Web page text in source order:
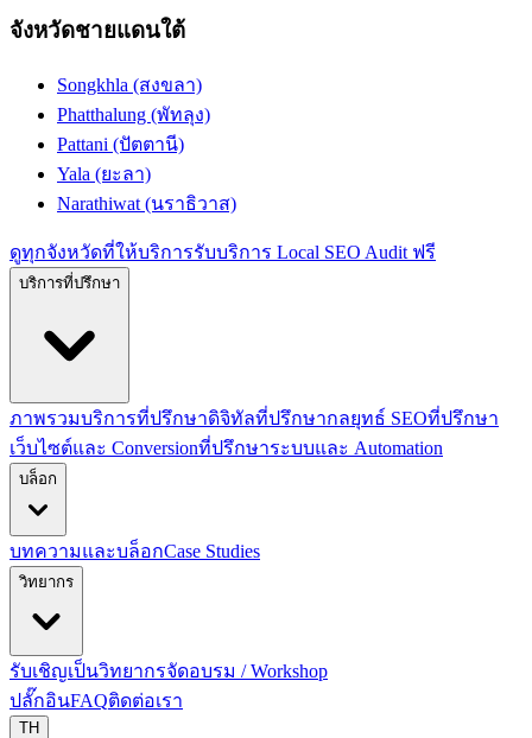
จังหวัดชายแดนใต้
Songkhla (สงขลา)
Phatthalung (พัทลุง)
Pattani (ปัตตานี)
Yala (ยะลา)
Narathiwat (นราธิวาส)
ดูทุกจังหวัดที่ให้บริการรับบริการ Local SEO Audit ฟรี
บริการที่ปรึกษา
ภาพรวมบริการที่ปรึกษาดิจิทัลที่ปรึกษากลยุทธ์ SEOที่ปรึกษา
เว็บไซต์และ Conversionที่ปรึกษาระบบและ Automation
บล็อก
บทความและบล็อกCase Studies
วิทยากร
รับเชิญเป็นวิทยากรจัดอบรม / Workshop
ปลั๊กอินFAQติดต่อเรา
TH